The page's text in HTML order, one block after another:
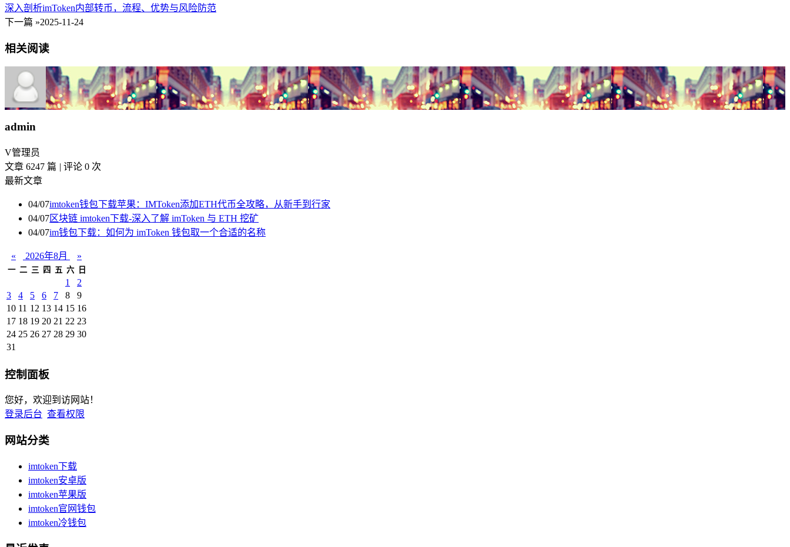
深入剖析imToken内部转币，流程、优势与风险防范
下一篇 »2025-11-24
相关阅读
admin
V管理员
文章 6247 篇 | 评论 0 次
最新文章
04/07imtoken钱包下载苹果：IMToken添加ETH代币全攻略，从新手到行家
04/07区块链 imtoken下载-深入了解 imToken 与 ETH 挖矿
04/07im钱包下载：如何为 imToken 钱包取一个合适的名称
« 2026年8月 »
一 二 三 四 五 六 日
1
2
3
4 5 6 7 8
9
10 11 12 13 14 15 16
17 18 19 20 21 22 23
24 25 26 27 28 29 30
31
控制面板
您好，欢迎到访网站！
登录后台 查看权限
网站分类
imtoken下载
imtoken安卓版
imtoken苹果版
imtoken官网钱包
imtoken冷钱包